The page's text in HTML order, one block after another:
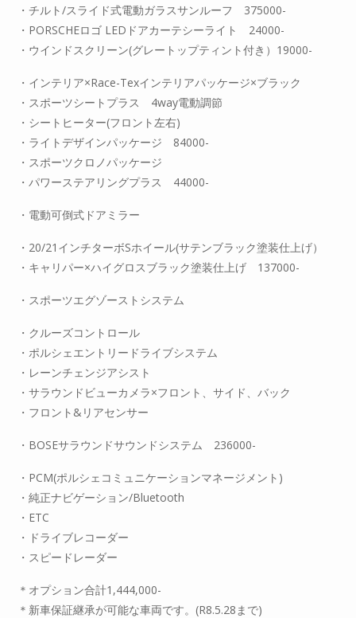
・チルト/スライド式電動ガラスサンルーフ 375000-
・PORSCHEロゴ LEDドアカーテシーライト 24000-
・ウインドスクリーン(グレートップティント付き）19000-
・インテリア×Race-Texインテリアパッケージ×ブラック
・スポーツシートプラス 4way電動調節
・シートヒーター(フロント左右)
・ライトデザインパッケージ 84000-
・スポーツクロノパッケージ
・パワーステアリングプラス 44000-
・電動可倒式ドアミラー
・20/21インチターボSホイール(サテンブラック塗装仕上げ）
・キャリパー×ハイグロスブラック塗装仕上げ 137000-
・スポーツエグゾーストシステム
・クルーズコントロール
・ポルシェエントリードライブシステム
・レーンチェンジアシスト
・サラウンドビューカメラ×フロント、サイド、バック
・フロント&リアセンサー
・BOSEサラウンドサウンドシステム 236000-
・PCM(ポルシェコミュニケーションマネージメント)
・純正ナビゲーション/Bluetooth
・ETC
・ドライブレコーダー
・スピードレーダー
＊オプション合計1,444,000-
＊新車保証継承が可能な車両です。(R8.5.28まで)